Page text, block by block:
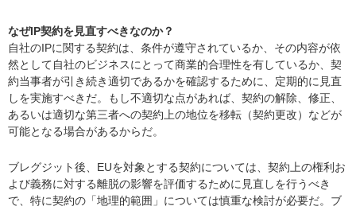
なぜIP契約を見直すべきなのか？
自社のIPに関する契約は、条件が遵守されているか、その内容が依
然として自社のビジネスにとって商業的合理性を有しているか、契
約当事者が引き続き適切であるかを確認するために、定期的に見直
しを実施すべきだ。もし不適切な点があれば、契約の解除、修正、
あるいは適切な第三者への契約上の地位を移転（契約更改）などが
可能となる場合があるからだ。
ブレグジット後、EUを対象とする契約については、契約上の権利お
よび義務に対する離脱の影響を評価するために見直しを行うべき
で、特に契約の「地理的範囲」については慎重な検討が必要だ。ブ